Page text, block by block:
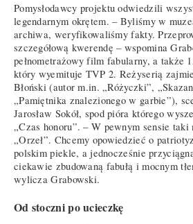
Pomysłodawcy projektu odwiedzili
legendarnym okrętem. – Byliśmy w
archiwa, weryfikowaliśmy fakty.
szczegółową kwerendę – wspomina
pełnometrażowy film fabularny, a także
który wyemituje TVP 2. Reżyserią
Błoński (autor m.in. „Różyczki”,
„Pamiętnika znalezionego w garbie”),
Jarosław Sokół, spod pióra którego
„Czas honoru”. – W pewnym sensie taki
„Orzeł”. Chcemy opowiedzieć o
polskim piekle, a jednocześnie
ciekawie zbudowaną fabułą i mocnym
wylicza Grabowski.
Od stoczni po ucieczkę